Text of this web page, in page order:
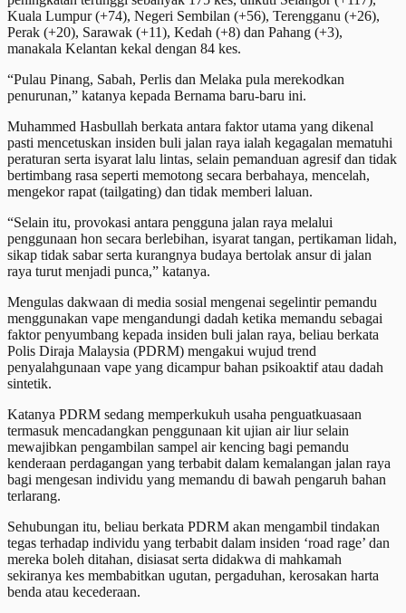
Kuala Lumpur (+74), Negeri Sembilan (+56), Terengganu (+26),
Perak (+20), Sarawak (+11), Kedah (+8) dan Pahang (+3),
manakala Kelantan kekal dengan 84 kes.
“Pulau Pinang, Sabah, Perlis dan Melaka pula merekodkan
penurunan,” katanya kepada Bernama baru-baru ini.
Muhammed Hasbullah berkata antara faktor utama yang dikenal
pasti mencetuskan insiden buli jalan raya ialah kegagalan mematuhi
peraturan serta isyarat lalu lintas, selain pemanduan agresif dan tidak
bertimbang rasa seperti memotong secara berbahaya, mencelah,
mengekor rapat (tailgating) dan tidak memberi laluan.
“Selain itu, provokasi antara pengguna jalan raya melalui
penggunaan hon secara berlebihan, isyarat tangan, pertikaman lidah,
sikap tidak sabar serta kurangnya budaya bertolak ansur di jalan
raya turut menjadi punca,” katanya.
Mengulas dakwaan di media sosial mengenai segelintir pemandu
menggunakan vape mengandungi dadah ketika memandu sebagai
faktor penyumbang kepada insiden buli jalan raya, beliau berkata
Polis Diraja Malaysia (PDRM) mengakui wujud trend
penyalahgunaan vape yang dicampur bahan psikoaktif atau dadah
sintetik.
Katanya PDRM sedang memperkukuh usaha penguatkuasaan
termasuk mencadangkan penggunaan kit ujian air liur selain
mewajibkan pengambilan sampel air kencing bagi pemandu
kenderaan perdagangan yang terbabit dalam kemalangan jalan raya
bagi mengesan individu yang memandu di bawah pengaruh bahan
terlarang.
Sehubungan itu, beliau berkata PDRM akan mengambil tindakan
tegas terhadap individu yang terbabit dalam insiden ‘road rage’ dan
mereka boleh ditahan, disiasat serta didakwa di mahkamah
sekiranya kes membabitkan ugutan, pergaduhan, kerosakan harta
benda atau kecederaan.